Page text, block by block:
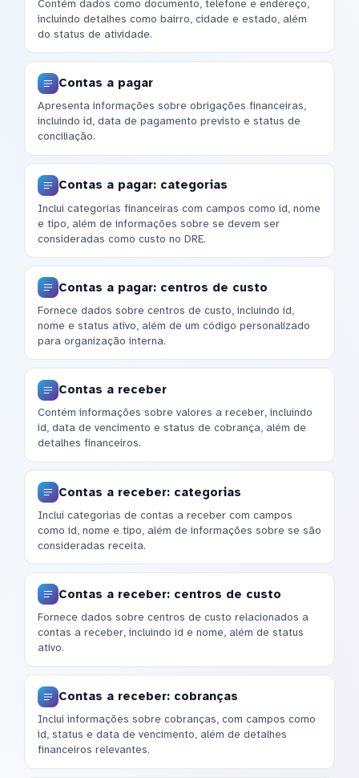
Contém dados como documento, telefone e endereço,
incluindo detalhes como bairro, cidade e estado, além
do status de atividade.
Contas a pagar
Apresenta informações sobre obrigações financeiras,
incluindo id, data de pagamento previsto e status de
conciliação.
Contas a pagar: categorias
Inclui categorias financeiras com campos como id, nome
e tipo, além de informações sobre se devem ser
consideradas como custo no DRE.
Contas a pagar: centros de custo
Fornece dados sobre centros de custo, incluindo id,
nome e status ativo, além de um código personalizado
para organização interna.
Contas a receber
Contém informações sobre valores a receber, incluindo
id, data de vencimento e status de cobrança, além de
detalhes financeiros.
Contas a receber: categorias
Inclui categorias de contas a receber com campos
como id, nome e tipo, além de informações sobre se são
consideradas receita.
Contas a receber: centros de custo
Fornece dados sobre centros de custo relacionados a
contas a receber, incluindo id e nome, além de status
ativo.
Contas a receber: cobranças
Inclui informações sobre cobranças, com campos como
id, status e data de vencimento, além de detalhes
financeiros relevantes.